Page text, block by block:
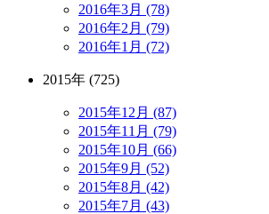
2016年3月 (78)
2016年2月 (79)
2016年1月 (72)
2015年 (725)
2015年12月 (87)
2015年11月 (79)
2015年10月 (66)
2015年9月 (52)
2015年8月 (42)
2015年7月 (43)